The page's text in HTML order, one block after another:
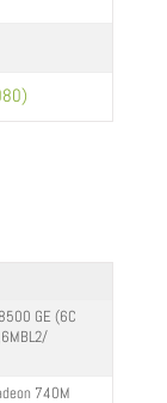
GE (6C
740M